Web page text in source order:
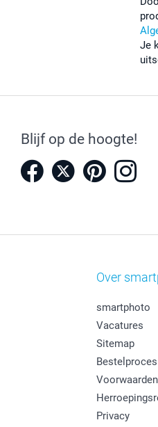
Je
Blijf op de hoogte!
Over
smartphoto
Vacatures
Sitemap
Bestelproces
Voorwaarden
Privacy